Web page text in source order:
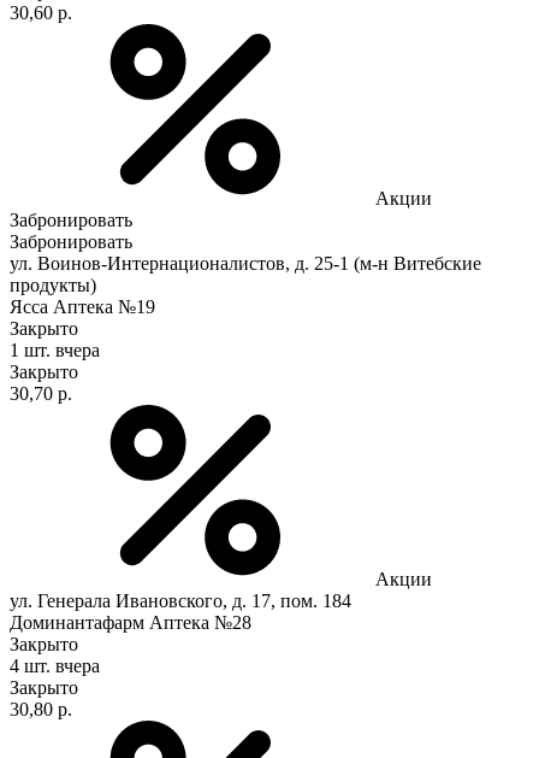
30,60 р.
Акции
Забронировать
Забронировать
ул. Воинов-Интернационалистов, д. 25-1 (м-н Витебские
продукты)
Ясса Аптека №19
Закрыто
1 шт. вчера
Закрыто
30,70 р.
Акции
ул. Генерала Ивановского, д. 17, пом. 184
Доминантафарм Аптека №28
Закрыто
4 шт. вчера
Закрыто
30,80 р.